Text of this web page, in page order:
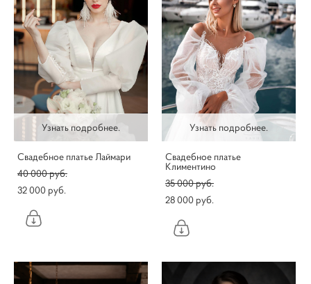
Узнать подробнее.
Свадебное платье Лаймари
40 000 pуб.
32 000 pуб.
Узнать подробнее.
Свадебное платье
Климентино
35 000 pуб.
28 000 pуб.